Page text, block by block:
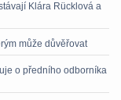
Klára Rücklová a
může důvěřovat
o předního odborníka